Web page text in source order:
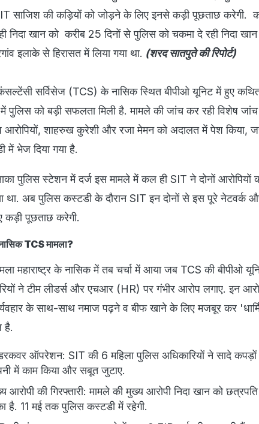
साजिश की कड़ियों को जोड़ने के लिए इनसे कड़ी पूछताछ करेगी.
निदा खान को करीब 25 दिनों से पुलिस को चकमा दे रही निदा
इलाके से हिरासत में लिया गया था. (शरद सातपुते की र‍िपोर्ट)
सर्विसेज (TCS) के नासिक स्थित बीपीओ यूनिट में हुए
पुलिस को बड़ी सफलता मिली है. मामले की जांच कर रही विशेष
आरोपियों, शाहरुख कुरेशी और रजा मेमन को अदालत में पेश किया,
में भेज दिया गया है.
पुलिस स्टेशन में दर्ज इस मामले में कल ही SIT ने दोनों
था. अब पुलिस कस्टडी के दौरान SIT इन दोनों से इस पूरे नेटवर्क
कड़ी पूछताछ करेगी.
TCS मामला?
महाराष्ट्र के नासिक में तब चर्चा में आया जब TCS की बीपीओ
ने टीम लीडर्स और एचआर (HR) पर गंभीर आरोप लगाए. इन
के साथ-साथ नमाज पढ़ने व बीफ खाने के लिए मजबूर कर
है.
ऑपरेशन: SIT की 6 महिला पुलिस अधिकारियों ने सादे कपड़ों
में काम किया और सबूत जुटाए.
आरोपी की गिरफ्तारी: मामले की मुख्य आरोपी निदा खान को
है. 11 मई तक पुल‍िस कस्‍टडी में रहेगी.